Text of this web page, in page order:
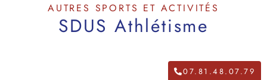
AUTRES SPORTS ET ACTIVITÉS
SDUS Athlétisme
07.81.48.07.79